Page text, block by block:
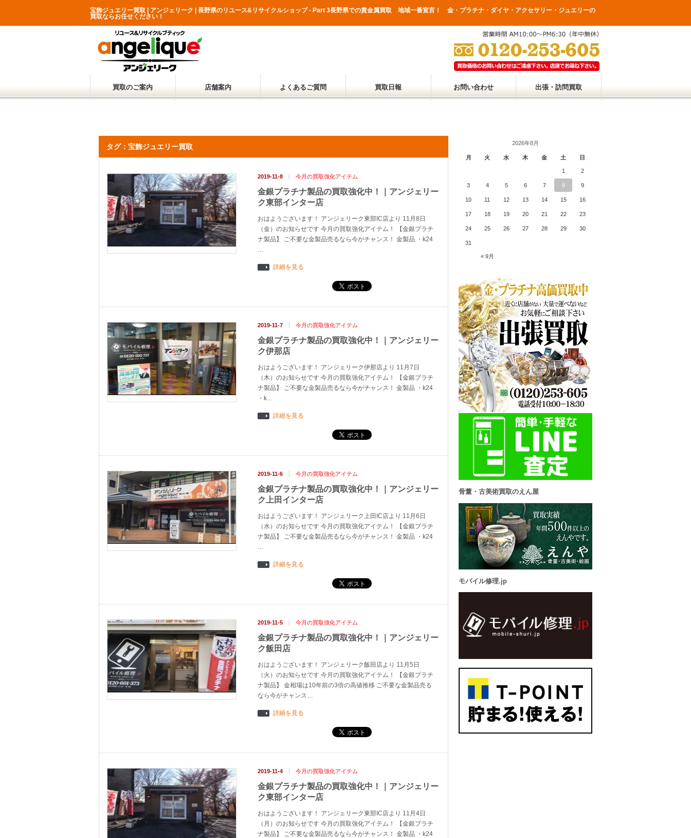
宝飾ジュエリー買取 | アンジェリーク | 長野県のリユース&リサイクルショップ - Part 3長野県での貴金属買取 地域一番宣言！ 金・プラチナ・ダイヤ・アクセサリー・ジュエリーの
買取ならお任せください！
買取のご案内 店舗案内 よくあるご質問 買取日報 お問い合わせ 出張・訪問買取
タグ：宝飾ジュエリー買取
2019-11-8 今月の買取強化アイテム
金銀プラチナ製品の買取強化中！｜アンジェリー
ク東部インター店
おはようございます！ アンジェリーク東部IC店より 11月8日
（金）のお知らせです 今月の買取強化アイテム！ 【金銀プラチ
ナ製品】 ご不要な金製品売るなら今がチャンス！ 金製品 ・k24
…
詳細を見る
2019-11-7 今月の買取強化アイテム
金銀プラチナ製品の買取強化中！｜アンジェリー
ク伊那店
おはようございます！ アンジェリーク伊那店より 11月7日
（木）のお知らせです 今月の買取強化アイテム！ 【金銀プラチ
ナ製品】 ご不要な金製品売るなら今がチャンス！ 金製品 ・k24
・k…
詳細を見る
2019-11-6 今月の買取強化アイテム
金銀プラチナ製品の買取強化中！｜アンジェリー
ク上田インター店
おはようございます！ アンジェリーク上田IC店より 11月6日
（水）のお知らせです 今月の買取強化アイテム！ 【金銀プラチ
ナ製品】 ご不要な金製品売るなら今がチャンス！ 金製品 ・k24
…
詳細を見る
2019-11-5 今月の買取強化アイテム
金銀プラチナ製品の買取強化中！｜アンジェリー
ク飯田店
おはようございます！ アンジェリーク飯田店より 11月5日
（火）のお知らせです 今月の買取強化アイテム！ 【金銀プラチ
ナ製品】 金相場は10年前の3倍の高値推移 ご不要な金製品売る
なら今がチャンス…
詳細を見る
2019-11-4 今月の買取強化アイテム
金銀プラチナ製品の買取強化中！｜アンジェリー
ク東部インター店
おはようございます！ アンジェリーク東部IC店より 11月4日
（月）のお知らせです 今月の買取強化アイテム！ 【金銀プラチ
ナ製品】 ご不要な金製品売るなら今がチャンス！ 金製品 ・k24
2026年8月
月 火 水 木 金 土 日
« 9月
1 2
3 4 5 6 7 8 9
10 11 12 13 14 15 16
17 18 19 20 21 22 23
24 25 26 27 28 29 30
31
骨董・古美術買取のえん屋
モバイル修理.jp